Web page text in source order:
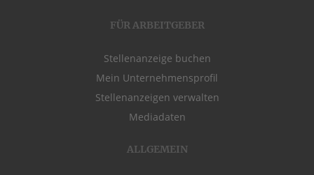
FÜR ARBEITGEBER
Stellenanzeige buchen
Mein Unternehmensprofil
Stellenanzeigen verwalten
Mediadaten
ALLGEMEIN